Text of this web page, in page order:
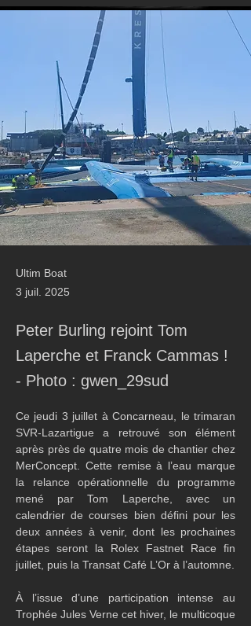
Ultim Boat
3 juil. 2025
Peter Burling rejoint Tom
Laperche et Franck Cammas !
- Photo : gwen_29sud
Ce jeudi 3 juillet à Concarneau, le trimaran
SVR-Lazartigue a retrouvé son élément
après près de quatre mois de chantier chez
MerConcept. Cette remise à l’eau marque
la relance opérationnelle du programme
mené par Tom Laperche, avec un
calendrier de courses bien défini pour les
deux années à venir, dont les prochaines
étapes seront la Rolex Fastnet Race fin
juillet, puis la Transat Café L’Or à l’automne.
À l’issue d’une participation intense au
Trophée Jules Verne cet hiver, le multicoque